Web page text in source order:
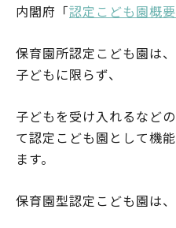
内閣府「認定こども園概要
保育園所認定こども園は
子どもに限らず、
子どもを受け入れるなど
て認定こども園として機
ます。
保育園型認定こども園は